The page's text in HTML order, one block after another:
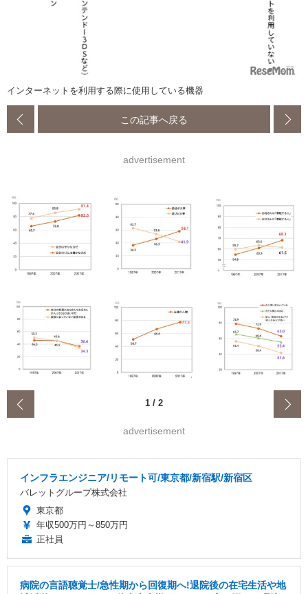
インターネットを利用する際に使用している機器
この記事へ戻る
advertisement
1 / 2
advertisement
インフラエンジニア/リモート可/東京都/新宿駅/新宿区
バレットグループ株式会社
東京都
年収500万円～850万円
正社員
病院の言語聴覚士/急性期から回復期へ!退院後の在宅生活や地